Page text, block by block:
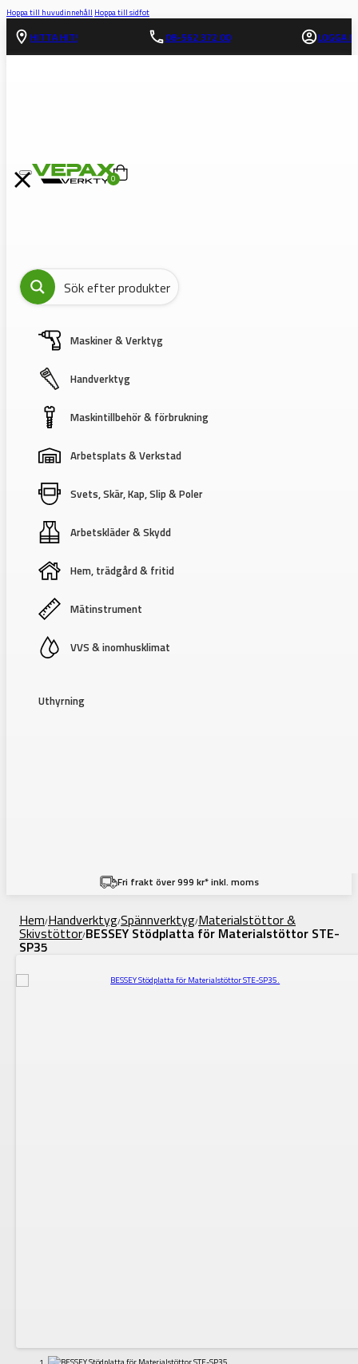
Hoppa till huvudinnehåll Hoppa till sidfot
HITTA HIT! 08-562 372 00 LOGGA IN
0
Maskiner & Verktyg
Handverktyg
Maskintillbehör & förbrukning
Arbetsplats & Verkstad
Svets, Skär, Kap, Slip & Poler
Arbetskläder & Skydd
Hem, trädgård & fritid
Mätinstrument
VVS & inomhusklimat
Uthyrning
Fri frakt över 999 kr* inkl. moms
Hem/Handverktyg/Spännverktyg/Materialstöttor &
Skivstöttor/BESSEY Stödplatta för Materialstöttor STE-
SP35